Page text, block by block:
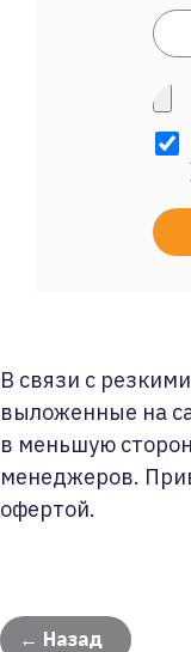
В связи с
выложенные на
в меньшую
менеджеров.
офертой.
← Назад